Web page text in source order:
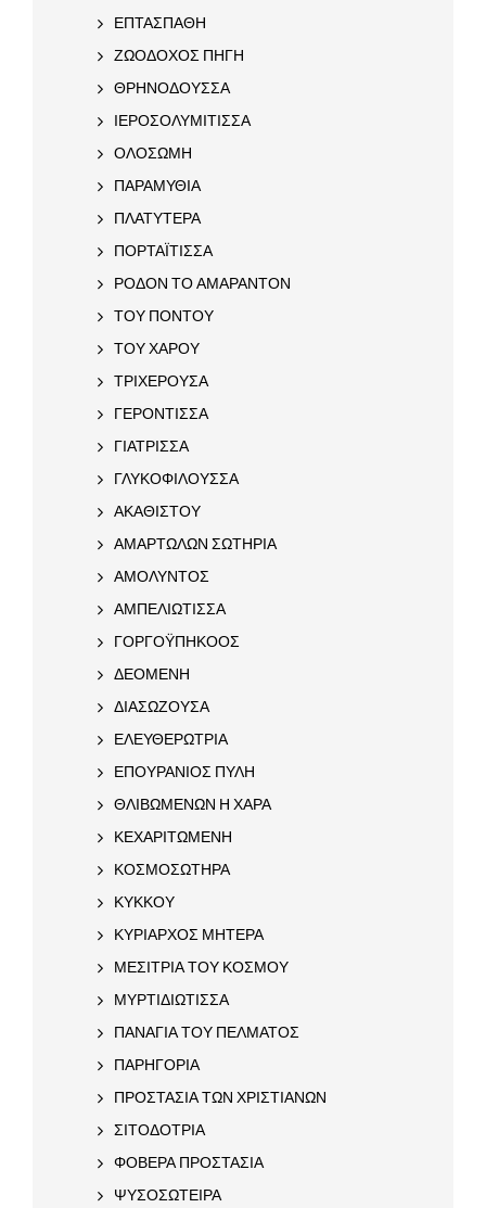
ΕΠΤΑΣΠΑΘΗ
ΖΩΟΔΟΧΟΣ ΠΗΓΗ
ΘΡΗΝΟΔΟΥΣΣΑ
ΙΕΡΟΣΟΛΥΜΙΤΙΣΣΑ
ΟΛΟΣΩΜΗ
ΠΑΡΑΜΥΘΙΑ
ΠΛΑΤΥΤΕΡΑ
ΠΟΡΤΑΪΤΙΣΣΑ
ΡΟΔΟΝ ΤΟ ΑΜΑΡΑΝΤΟΝ
ΤΟΥ ΠΟΝΤΟΥ
ΤΟΥ ΧΑΡΟΥ
ΤΡΙΧΕΡΟΥΣΑ
ΓΕΡΟΝΤΙΣΣΑ
ΓΙΑΤΡΙΣΣΑ
ΓΛΥΚΟΦΙΛΟΥΣΣΑ
ΑΚΑΘΙΣΤΟΥ
ΑΜΑΡΤΩΛΩΝ ΣΩΤΗΡΙΑ
ΑΜΟΛΥΝΤΟΣ
ΑΜΠΕΛΙΩΤΙΣΣΑ
ΓΟΡΓΟΫΠΗΚΟΟΣ
ΔΕΟΜΕΝΗ
ΔΙΑΣΩΖΟΥΣΑ
ΕΛΕΥΘΕΡΩΤΡΙΑ
ΕΠΟΥΡΑΝΙΟΣ ΠΥΛΗ
ΘΛΙΒΩΜΕΝΩΝ Η ΧΑΡΑ
ΚΕΧΑΡΙΤΩΜΕΝΗ
ΚΟΣΜΟΣΩΤΗΡΑ
ΚΥΚΚΟΥ
ΚΥΡΙΑΡΧΟΣ ΜΗΤΕΡΑ
ΜΕΣΙΤΡΙΑ ΤΟΥ ΚΟΣΜΟΥ
ΜΥΡΤΙΔΙΩΤΙΣΣΑ
ΠΑΝΑΓΙΑ ΤΟΥ ΠΕΛΜΑΤΟΣ
ΠΑΡΗΓΟΡΙΑ
ΠΡΟΣΤΑΣΙΑ ΤΩΝ ΧΡΙΣΤΙΑΝΩΝ
ΣΙΤΟΔΟΤΡΙΑ
ΦΟΒΕΡΑ ΠΡΟΣΤΑΣΙΑ
ΨΥΣΟΣΩΤΕΙΡΑ